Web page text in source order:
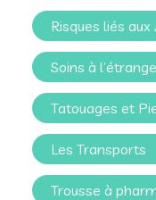
Risques liés
Soins à
Tatouages et
Les Transports
Trousse à